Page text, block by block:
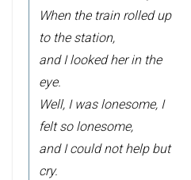
When the train rolled up
to the station,
and I looked her in the
eye.
Well, I was lonesome, I
felt so lonesome,
and I could not help but
cry.